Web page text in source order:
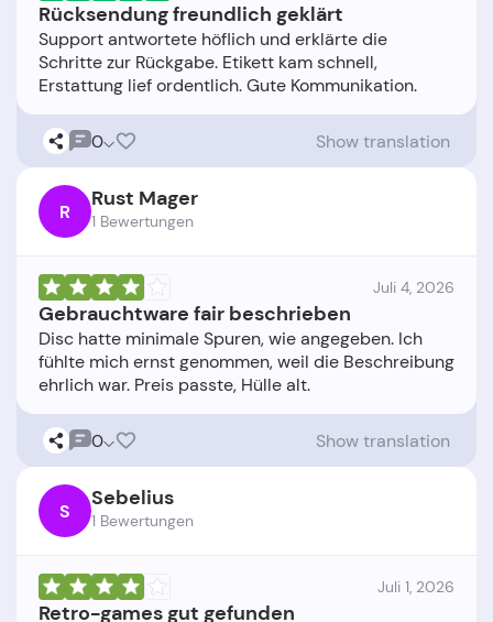
Rücksendung freundlich geklärt
Support antwortete höflich und erklärte die
Schritte zur Rückgabe. Etikett kam schnell,
0 Show translation
R Rust Mager
1 Bewertungen
Juli 4, 2026
Gebrauchtware fair beschrieben
Disc hatte minimale Spuren, wie angegeben. Ich
fühlte mich ernst genommen, weil die Beschreibung
0 Show translation
S Sebelius
1 Bewertungen
Juli 1, 2026
Retro-games gut gefunden